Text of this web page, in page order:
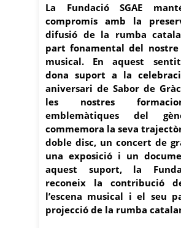
La Fundació SGAE
compromís amb la
difusió de la rumba
part fonamental del
musical. En aquest
dona suport a la
aniversari de Sabor de
les nostres
emblemàtiques del
commemora la seva
doble disc, un concert de
una exposició i un
aquest suport, la
reconeix la contribució
l’escena musical i el seu
projecció de la rumba